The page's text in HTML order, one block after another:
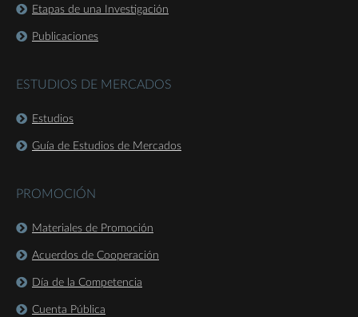
Etapas de una Investigación
Publicaciones
ESTUDIOS DE MERCADOS
Estudios
Guía de Estudios de Mercados
PROMOCIÓN
Materiales de Promoción
Acuerdos de Cooperación
Día de la Competencia
Cuenta Pública